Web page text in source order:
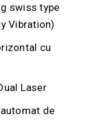
swiss type
Vibration)
cu
Laser
automat de